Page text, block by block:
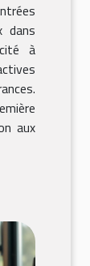
dans
à
aux